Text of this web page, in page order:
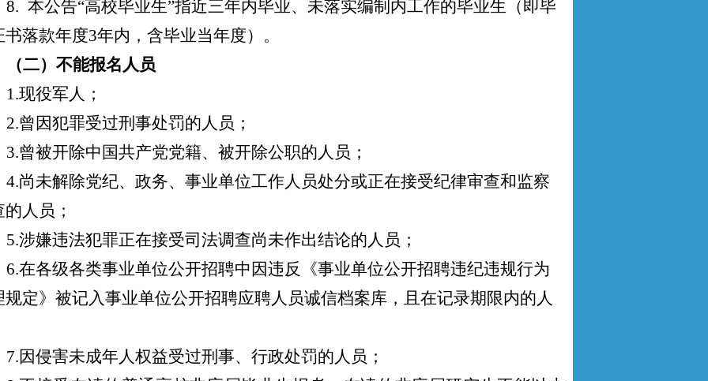
8. 本公告“高校毕业生”指近三年内毕业、未落实编制内工作的毕业生（即毕
书落款年度3年内，含毕业当年度）。
（二）不能报名人员
1.现役军人；
2.曾因犯罪受过刑事处罚的人员；
3.曾被开除中国共产党党籍、被开除公职的人员；
4.尚未解除党纪、政务、事业单位工作人员处分或正在接受纪律审查和监察
人员；
5.涉嫌违法犯罪正在接受司法调查尚未作出结论的人员；
6.在各级各类事业单位公开招聘中因违反《事业单位公开招聘违纪违规行为
规定》被记入事业单位公开招聘应聘人员诚信档案库，且在记录期限内的人
7.因侵害未成年人权益受过刑事、行政处罚的人员 ；